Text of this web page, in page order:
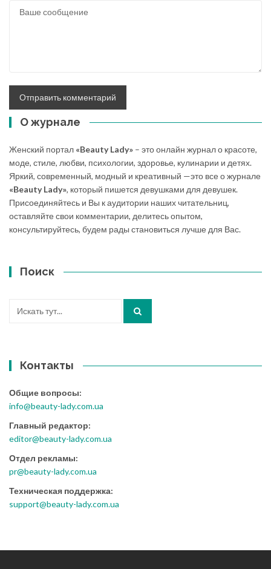
О журнале
Женский портал «Beauty Lady» – это онлайн журнал о красоте,
моде, стиле, любви, психологии, здоровье, кулинарии и детях.
Яркий, современный, модный и креативный —это все о журнале
«Beauty Lady», который пишется девушками для девушек.
Присоединяйтесь и Вы к аудитории наших читательниц,
оставляйте свои комментарии, делитесь опытом,
консультируйтесь, будем рады становиться лучше для Вас.
Поиск
Контакты
Общие вопросы:
info@beauty-lady.com.ua
Главный редактор:
editor@beauty-lady.com.ua
Отдел рекламы:
pr@beauty-lady.com.ua
Техническая поддержка:
support@beauty-lady.com.ua